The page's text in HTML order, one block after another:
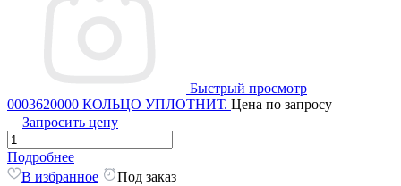
Быстрый просмотр
0003620000 КОЛЬЦО УПЛОТНИТ. Цена по запросу
Запросить цену
Подробнее
В избранное
Под заказ